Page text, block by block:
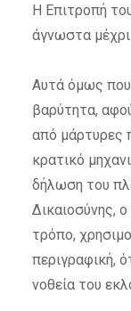
Η Επιτροπή
άγνωστα
Αυτά όμως που
βαρύτητα,
από μάρτυρες
κρατικό
δήλωση του
Δικαιοσύνης,
τρόπο,
περιγραφική,
νοθεία του